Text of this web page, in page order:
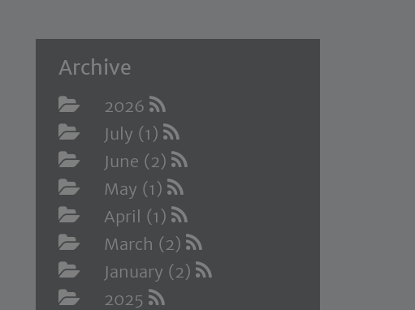
Archive
2026
July (1)
June (2)
May (1)
April (1)
March (2)
January (2)
2025